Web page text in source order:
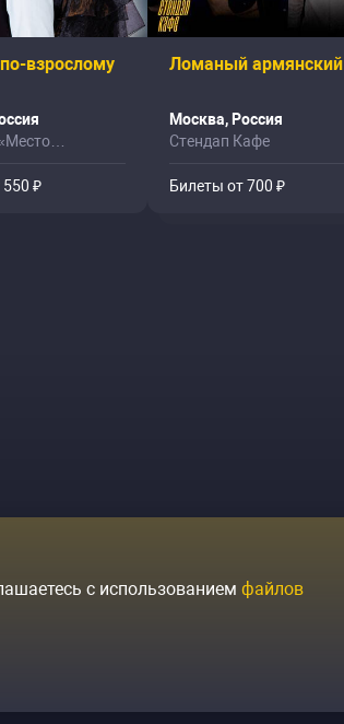
взрослому
550 ₽
Ломаный армянский
Москва, Россия
Стендап Кафе
Билеты от 700 ₽
Политика конфиденциальности
с использованием файлов